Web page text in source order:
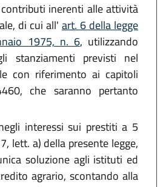
inerenti alle attività
di cui all' art. 6 della legge
1975, n. 6, utilizzando
stanziamenti previsti nel
con riferimento ai capitoli
che saranno pertanto
interessi sui prestiti a 5
lett. a) della presente legge,
soluzione agli istituti ed
agrario, scontando alla